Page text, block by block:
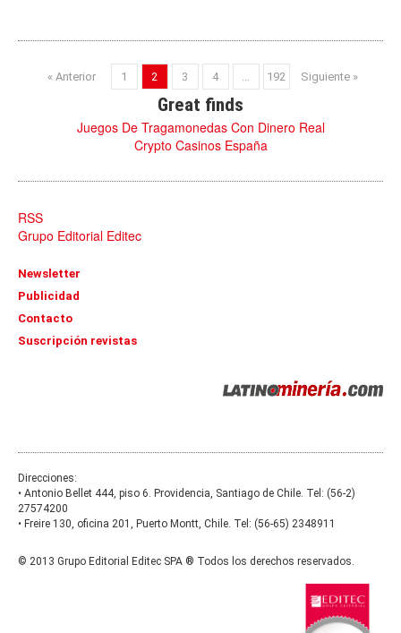
« Anterior 1 2 3 4 … 192 Siguiente »
Great finds
Juegos De Tragamonedas Con Dinero Real
Crypto Casinos España
RSS
Grupo Editorial Editec
Newsletter
Publicidad
Contacto
Suscripción revistas
Direcciones:
• Antonio Bellet 444, piso 6. Providencia, Santiago de Chile. Tel: (56-2)
27574200
• Freire 130, oficina 201, Puerto Montt, Chile. Tel: (56-65) 2348911
© 2013 Grupo Editorial Editec SPA ® Todos los derechos reservados.